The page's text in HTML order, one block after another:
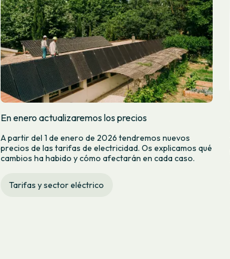
En enero actualizaremos los precios
A partir del 1 de enero de 2026 tendremos nuevos
precios de las tarifas de electricidad. Os explicamos qué
cambios ha habido y cómo afectarán en cada caso.
Tarifas y sector eléctrico